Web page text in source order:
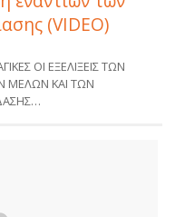
(VIDEO)
ΟΙ ΕΞΕΛΙΞΕΙΣ ΤΩΝ
ΜΕΛΩΝ ΚΑΙ ΤΩΝ